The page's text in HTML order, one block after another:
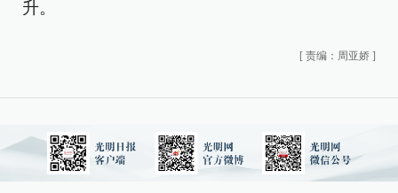
升。
[ 责编：周亚娇 ]